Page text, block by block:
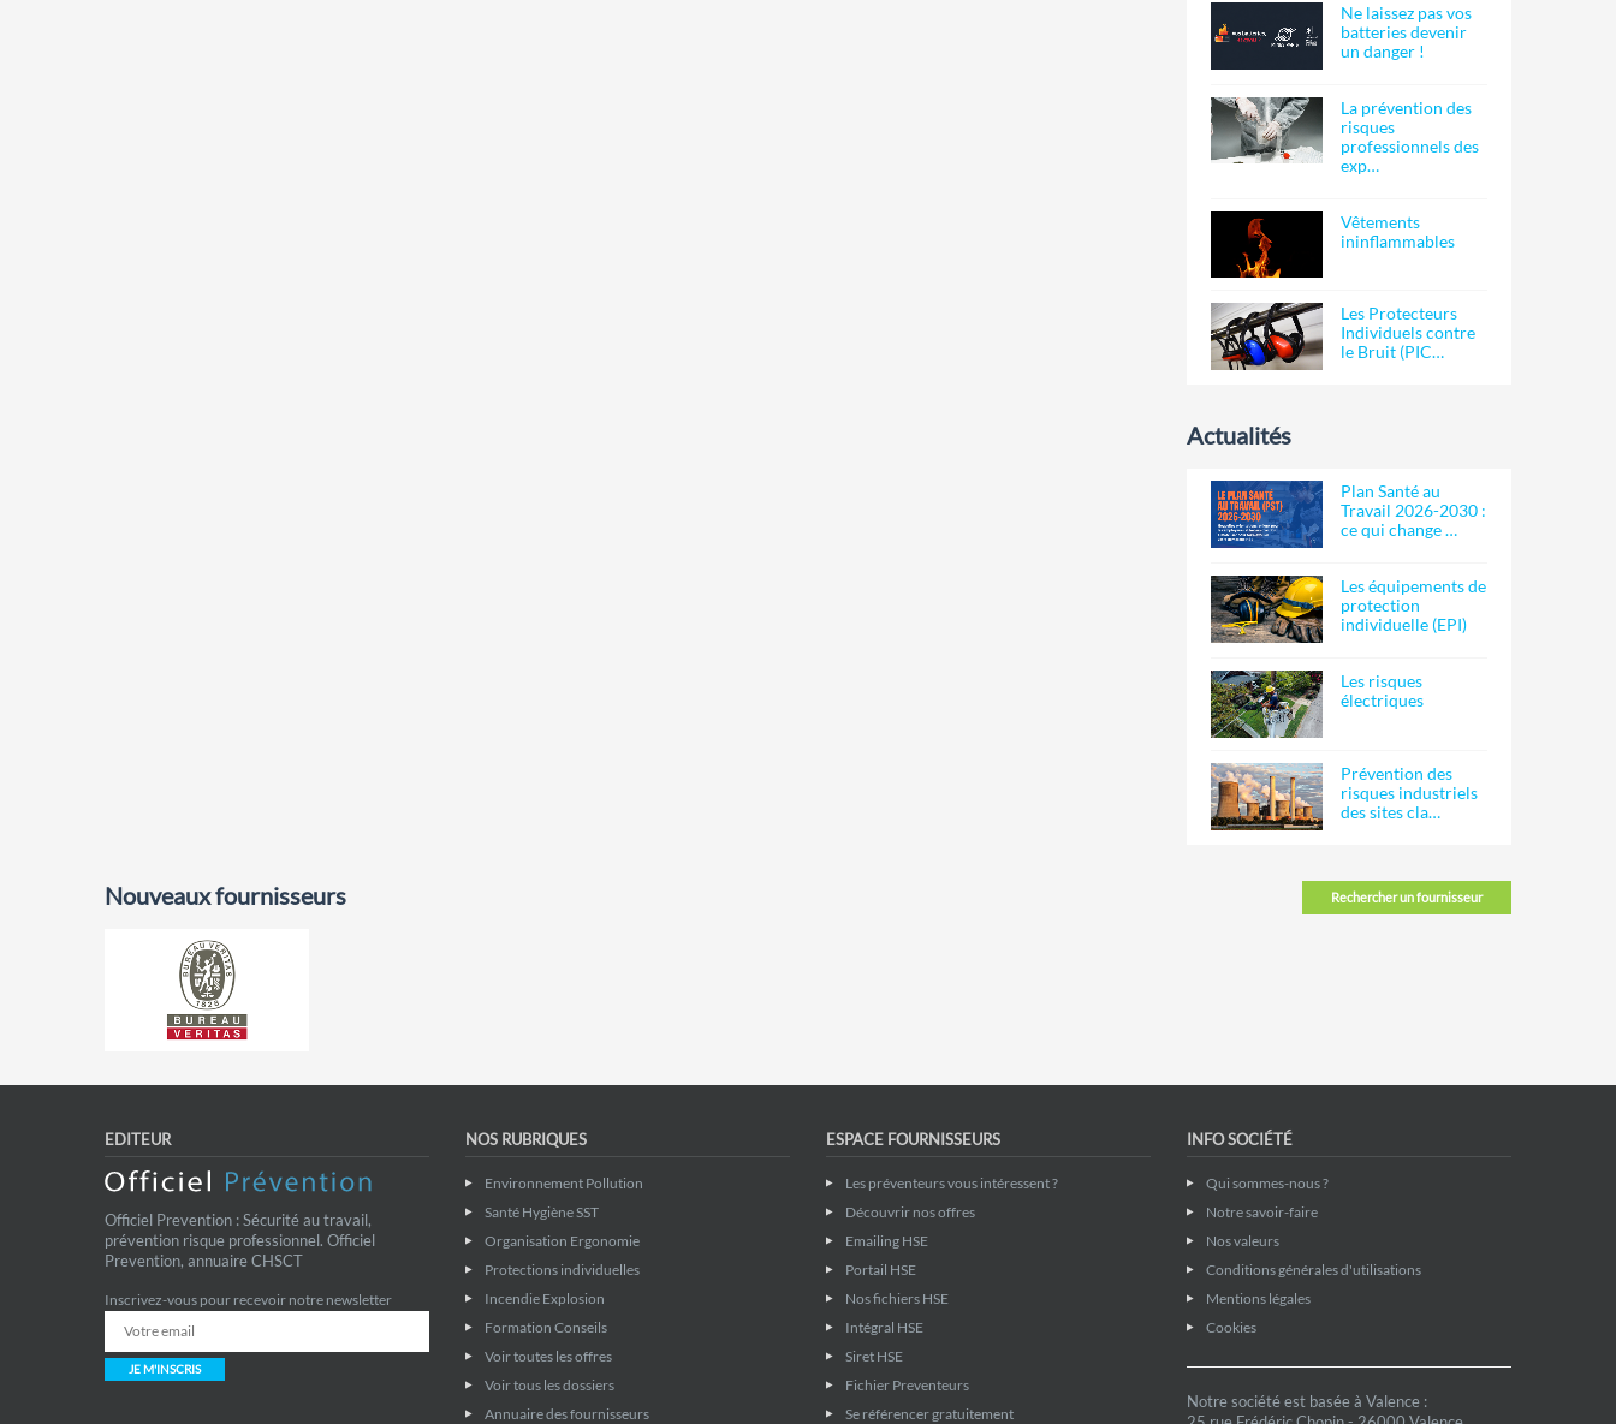
Ne laissez pas vos
batteries devenir
un danger !
La prévention des
risques
professionnels des
exp…
Vêtements
ininflammables
Les Protecteurs
Individuels contre
le Bruit (PIC…
Actualités
Plan Santé au
Travail 2026-2030 :
ce qui change …
Les équipements de
protection
individuelle (EPI)
Les risques
électriques
Prévention des
risques industriels
des sites cla…
Rechercher un fournisseur
Nouveaux fournisseurs
EDITEUR
Officiel Prevention : Sécurité au travail,
prévention risque professionnel. Officiel
Prevention, annuaire CHSCT
Inscrivez-vous pour recevoir notre newsletter
JE M'INSCRIS
NOS RUBRIQUES
Environnement Pollution
Santé Hygiène SST
Organisation Ergonomie
Protections individuelles
Incendie Explosion
Formation Conseils
Voir toutes les offres
Voir tous les dossiers
Annuaire des fournisseurs
ESPACE FOURNISSEURS
Les préventeurs vous intéressent ?
Découvrir nos offres
Emailing HSE
Portail HSE
Nos fichiers HSE
Intégral HSE
Siret HSE
Fichier Preventeurs
Se référencer gratuitement
INFO SOCIÉTÉ
Qui sommes-nous ?
Notre savoir-faire
Nos valeurs
Conditions générales d'utilisations
Mentions légales
Cookies
Notre société est basée à Valence :